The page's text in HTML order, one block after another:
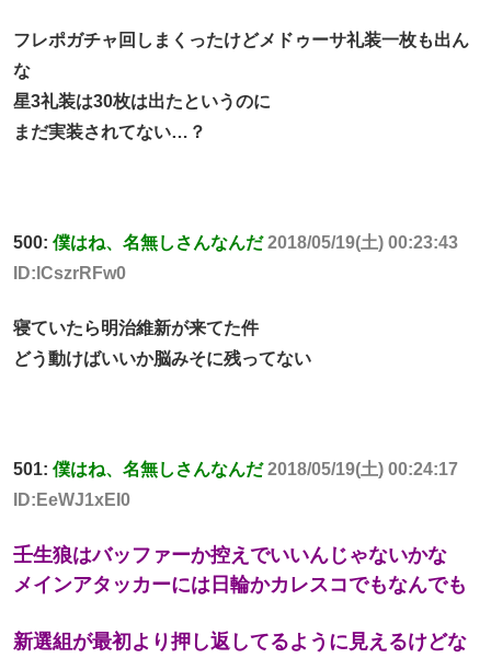
フレポガチャ回しまくったけどメドゥーサ礼装一枚も出ん
な
星3礼装は30枚は出たというのに
まだ実装されてない…？
500: 僕はね、名無しさんなんだ 2018/05/19(土) 00:23:43
ID:lCszrRFw0
寝ていたら明治維新が来てた件
どう動けばいいか脳みそに残ってない
501: 僕はね、名無しさんなんだ 2018/05/19(土) 00:24:17
ID:EeWJ1xEI0
壬生狼はバッファーか控えでいいんじゃないかな
メインアタッカーには日輪かカレスコでもなんでも
新選組が最初より押し返してるように見えるけどな